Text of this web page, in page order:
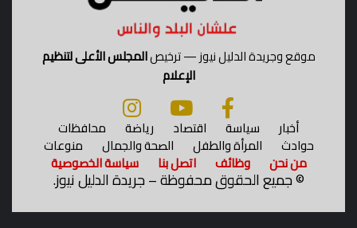
موقع وجريدة الدليل نيوز — ترخيصالمجلس الأعلى لتنظيم
الإعلام
أخبار سياسة اقتصاد رياضة محافظات
حوادث المرأة والطفل الصحة والجمال منوعات
من نحن وظائف اتصل بنا سياسة الخصوصية
©جميع الحقوق محفوظة – جريدة الدليل نيوز.